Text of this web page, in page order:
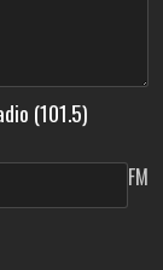
(101.5)
FM